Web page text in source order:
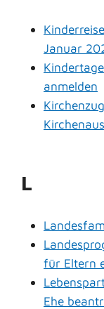
Januar
anmelden
L
für Eltern
Ehe